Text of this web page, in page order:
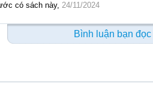
có sách này, 24/11/2024
Bình luận bạn đọc